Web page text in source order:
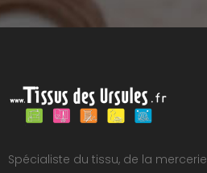
Spécialiste du tissu, de la mercerie